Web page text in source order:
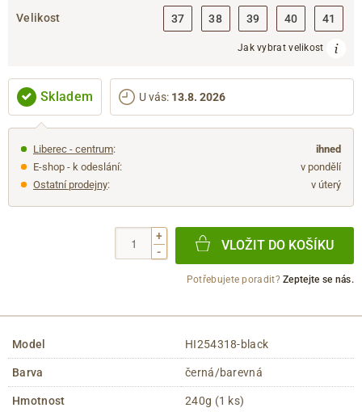
Velikost 37 38 39 40 41
Jak vybrat velikost
Skladem U vás: 13.8. 2026
Liberec - centrum:
ihned
E-shop - k odeslání:
v pondělí
Ostatní prodejny: v úterý
+
-
VLOŽIT DO KOŠÍKU
Potřebujete poradit?Zeptejte se nás.
Model HI254318-black
Barva černá/barevná
Hmotnost 240g (1 ks)